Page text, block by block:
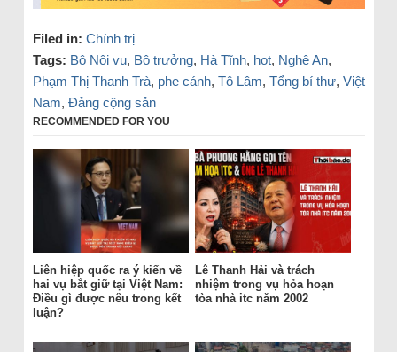
Filed in: Chính trị
Tags: Bộ Nội vụ, Bộ trưởng, Hà Tĩnh, hot, Nghệ An,
Phạm Thị Thanh Trà, phe cánh, Tô Lâm, Tổng bí thư, Việt
Nam, Đảng cộng sản
RECOMMENDED FOR YOU
Liên hiệp quốc ra ý kiến về
hai vụ bắt giữ tại Việt Nam:
Điều gì được nêu trong kết
luận?
Lê Thanh Hải và trách
nhiệm trong vụ hỏa hoạn
tòa nhà itc năm 2002